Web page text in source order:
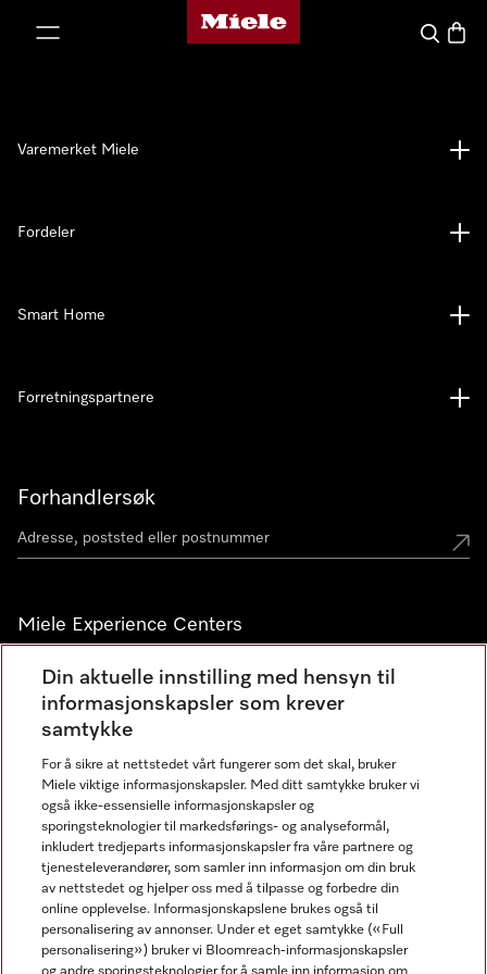
Mieles hjemmeside
Søk
Forhandlersøk
Miele Experience Centers
Miele Experience Center Nesbru
Miele Outlet Nesbru
Nyhetsbrev
Varemerket Miele
Fordeler
Smart Home
Forretningspartnere
Din aktuelle innstilling med hensyn til
informasjonskapsler som krever
samtykke
For å sikre at nettstedet vårt fungerer som det skal, bruker
Miele viktige informasjonskapsler. Med ditt samtykke bruker vi
også ikke-essensielle informasjonskapsler og
sporingsteknologier til markedsførings- og analyseformål,
inkludert tredjeparts informasjonskapsler fra våre partnere og
tjenesteleverandører, som samler inn informasjon om din bruk
av nettstedet og hjelper oss med å tilpasse og forbedre din
online opplevelse. Informasjonskapslene brukes også til
personalisering av annonser. Under et eget samtykke («Full
personalisering») bruker vi Bloomreach-informasjonskapsler